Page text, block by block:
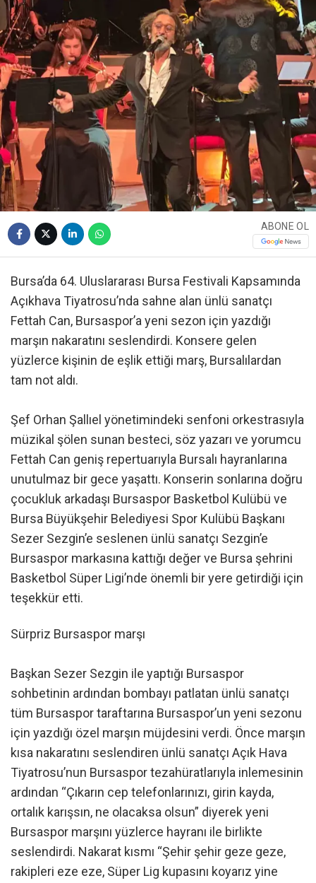
ABONE OL
Bursa’da 64. Uluslararası Bursa Festivali Kapsamında
Açıkhava Tiyatrosu’nda sahne alan ünlü sanatçı
Fettah Can, Bursaspor’a yeni sezon için yazdığı
marşın nakaratını seslendirdi. Konsere gelen
yüzlerce kişinin de eşlik ettiği marş, Bursalılardan
tam not aldı.
Şef Orhan Şallıel yönetimindeki senfoni orkestrasıyla
müzikal şölen sunan besteci, söz yazarı ve yorumcu
Fettah Can geniş repertuarıyla Bursalı hayranlarına
unutulmaz bir gece yaşattı. Konserin sonlarına doğru
çocukluk arkadaşı Bursaspor Basketbol Kulübü ve
Bursa Büyükşehir Belediyesi Spor Kulübü Başkanı
Sezer Sezgin’e seslenen ünlü sanatçı Sezgin’e
Bursaspor markasına kattığı değer ve Bursa şehrini
Basketbol Süper Ligi’nde önemli bir yere getirdiği için
teşekkür etti.
Sürpriz Bursaspor marşı
Başkan Sezer Sezgin ile yaptığı Bursaspor
sohbetinin ardından bombayı patlatan ünlü sanatçı
tüm Bursaspor taraftarına Bursaspor’un yeni sezonu
için yazdığı özel marşın müjdesini verdi. Önce marşın
kısa nakaratını seslendiren ünlü sanatçı Açık Hava
Tiyatrosu’nun Bursaspor tezahüratlarıyla inlemesinin
ardından “Çıkarın cep telefonlarınızı, girin kayda,
ortalık karışsın, ne olacaksa olsun” diyerek yeni
Bursaspor marşını yüzlerce hayranı ile birlikte
seslendirdi. Nakarat kısmı “Şehir şehir geze geze,
rakipleri eze eze, Süper Lig kupasını koyarız yine